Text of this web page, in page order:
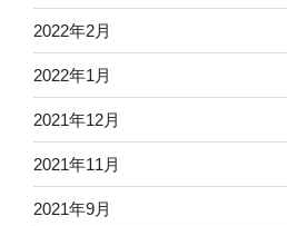
2022年2月
2022年1月
2021年12月
2021年11月
2021年9月